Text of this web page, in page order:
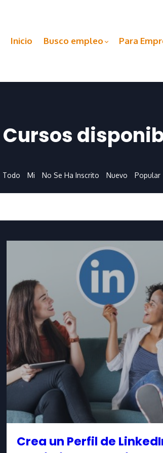
Inicio Busco empleo Para
Cursos
Todo Mi No Se Ha Inscrito Nuevo Popular
Crea un Perfil de